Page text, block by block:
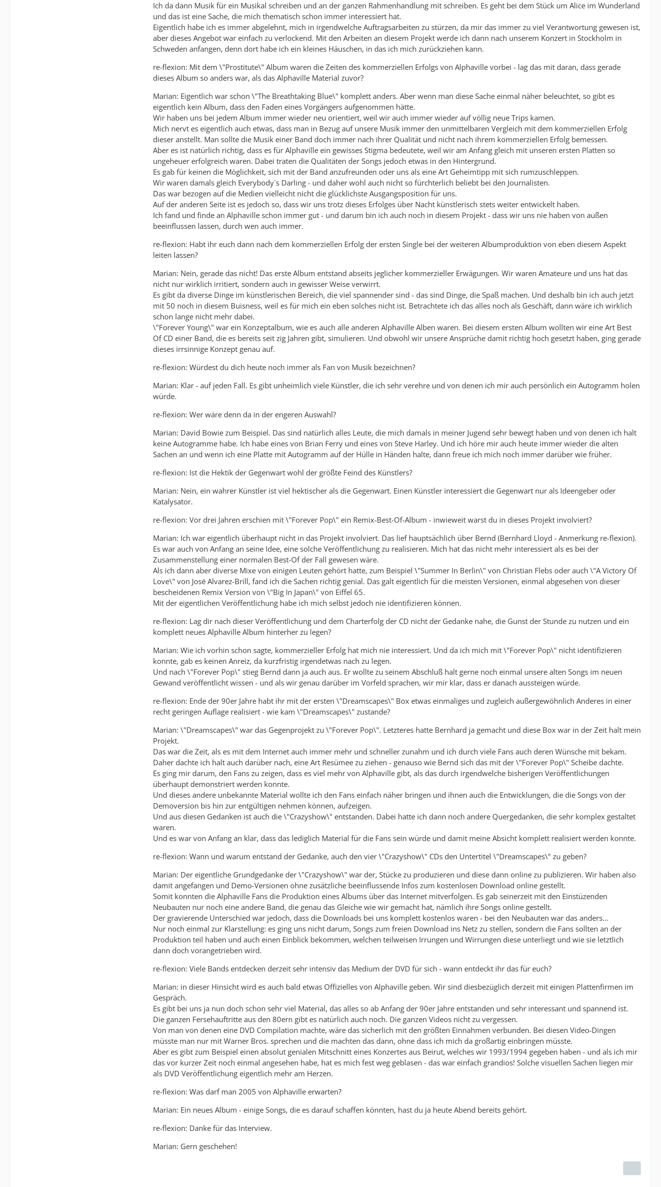
Ich da dann Musik für ein Musikal schreiben und an der ganzen Rahmenhandlung mit schreiben. Es geht bei dem Stück um Alice im Wunderland
und das ist eine Sache, die mich thematisch schon immer interessiert hat.
Eigentlich habe ich es immer abgelehnt, mich in irgendwelche Auftragsarbeiten zu stürzen, da mir das immer zu viel Verantwortung gewesen ist,
aber dieses Angebot war einfach zu verlockend. Mit den Arbeiten an diesem Projekt werde ich dann nach unserem Konzert in Stockholm in
Schweden anfangen, denn dort habe ich ein kleines Häuschen, in das ich mich zurückziehen kann.
re-flexion: Mit dem \"Prostitute\" Album waren die Zeiten des kommerziellen Erfolgs von Alphaville vorbei - lag das mit daran, dass gerade
dieses Album so anders war, als das Alphaville Material zuvor?
Marian: Eigentlich war schon \"The Breathtaking Blue\" komplett anders. Aber wenn man diese Sache einmal näher beleuchtet, so gibt es
eigentlich kein Album, dass den Faden eines Vorgängers aufgenommen hätte.
Wir haben uns bei jedem Album immer wieder neu orientiert, weil wir auch immer wieder auf völlig neue Trips kamen.
Mich nervt es eigentlich auch etwas, dass man in Bezug auf unsere Musik immer den unmittelbaren Vergleich mit dem kommerziellen Erfolg
dieser anstellt. Man sollte die Musik einer Band doch immer nach ihrer Qualität und nicht nach ihrem kommerziellen Erfolg bemessen.
Aber es ist natürlich richtig, dass es für Alphaville ein gewisses Stigma bedeutete, weil wir am Anfang gleich mit unseren ersten Platten so
ungeheuer erfolgreich waren. Dabei traten die Qualitäten der Songs jedoch etwas in den Hintergrund.
Es gab für keinen die Möglichkeit, sich mit der Band anzufreunden oder uns als eine Art Geheimtipp mit sich rumzuschleppen.
Wir waren damals gleich Everybody´s Darling - und daher wohl auch nicht so fürchterlich beliebt bei den Journalisten.
Das war bezogen auf die Medien vielleicht nicht die glücklichste Ausgangsposition für uns.
Auf der anderen Seite ist es jedoch so, dass wir uns trotz dieses Erfolges über Nacht künstlerisch stets weiter entwickelt haben.
Ich fand und finde an Alphaville schon immer gut - und darum bin ich auch noch in diesem Projekt - dass wir uns nie haben von außen
beeinflussen lassen, durch wen auch immer.
re-flexion: Habt ihr euch dann nach dem kommerziellen Erfolg der ersten Single bei der weiteren Albumproduktion von eben diesem Aspekt
leiten lassen?
Marian: Nein, gerade das nicht! Das erste Album entstand abseits jeglicher kommerzieller Erwägungen. Wir waren Amateure und uns hat das
nicht nur wirklich irritiert, sondern auch in gewisser Weise verwirrt.
Es gibt da diverse Dinge im künstlerischen Bereich, die viel spannender sind - das sind Dinge, die Spaß machen. Und deshalb bin ich auch jetzt
mit 50 noch in diesem Buisness, weil es für mich ein eben solches nicht ist. Betrachtete ich das alles noch als Geschäft, dann wäre ich wirklich
schon lange nicht mehr dabei.
\"Forever Young\" war ein Konzeptalbum, wie es auch alle anderen Alphaville Alben waren. Bei diesem ersten Album wollten wir eine Art Best
Of CD einer Band, die es bereits seit zig Jahren gibt, simulieren. Und obwohl wir unsere Ansprüche damit richtig hoch gesetzt haben, ging gerade
dieses irrsinnige Konzept genau auf.
re-flexion: Würdest du dich heute noch immer als Fan von Musik bezeichnen?
Marian: Klar - auf jeden Fall. Es gibt unheimlich viele Künstler, die ich sehr verehre und von denen ich mir auch persönlich ein Autogramm holen
würde.
re-flexion: Wer wäre denn da in der engeren Auswahl?
Marian: David Bowie zum Beispiel. Das sind natürlich alles Leute, die mich damals in meiner Jugend sehr bewegt haben und von denen ich halt
keine Autogramme habe. Ich habe eines von Brian Ferry und eines von Steve Harley. Und ich höre mir auch heute immer wieder die alten
Sachen an und wenn ich eine Platte mit Autogramm auf der Hülle in Händen halte, dann freue ich mich noch immer darüber wie früher.
re-flexion: Ist die Hektik der Gegenwart wohl der größte Feind des Künstlers?
Marian: Nein, ein wahrer Künstler ist viel hektischer als die Gegenwart. Einen Künstler interessiert die Gegenwart nur als Ideengeber oder
Katalysator.
re-flexion: Vor drei Jahren erschien mit \"Forever Pop\" ein Remix-Best-Of-Album - inwieweit warst du in dieses Projekt involviert?
Marian: Ich war eigentlich überhaupt nicht in das Projekt involviert. Das lief hauptsächlich über Bernd (Bernhard Lloyd - Anmerkung re-flexion).
Es war auch von Anfang an seine Idee, eine solche Veröffentlichung zu realisieren. Mich hat das nicht mehr interessiert als es bei der
Zusammenstellung einer normalen Best-Of der Fall gewesen wäre.
Als ich dann aber diverse Mixe von einigen Leuten gehört hatte, zum Beispiel \"Summer In Berlin\" von Christian Flebs oder auch \"A Victory Of
Love\" von José Alvarez-Brill, fand ich die Sachen richtig genial. Das galt eigentlich für die meisten Versionen, einmal abgesehen von dieser
bescheidenen Remix Version von \"Big In Japan\" von Eiffel 65.
Mit der eigentlichen Veröffentlichung habe ich mich selbst jedoch nie identifizieren können.
re-flexion: Lag dir nach dieser Veröffentlichung und dem Charterfolg der CD nicht der Gedanke nahe, die Gunst der Stunde zu nutzen und ein
komplett neues Alphaville Album hinterher zu legen?
Marian: Wie ich vorhin schon sagte, kommerzieller Erfolg hat mich nie interessiert. Und da ich mich mit \"Forever Pop\" nicht identifizieren
konnte, gab es keinen Anreiz, da kurzfristig irgendetwas nach zu legen.
Und nach \"Forever Pop\" stieg Bernd dann ja auch aus. Er wollte zu seinem Abschluß halt gerne noch einmal unsere alten Songs im neuen
Gewand veröffentlicht wissen - und als wir genau darüber im Vorfeld sprachen, wir mir klar, dass er danach aussteigen würde.
re-flexion: Ende der 90er Jahre habt ihr mit der ersten \"Dreamscapes\" Box etwas einmaliges und zugleich außergewöhnlich Anderes in einer
recht geringen Auflage realisiert - wie kam \"Dreamscapes\" zustande?
Marian: \"Dreamscapes\" war das Gegenprojekt zu \"Forever Pop\". Letzteres hatte Bernhard ja gemacht und diese Box war in der Zeit halt mein
Projekt.
Das war die Zeit, als es mit dem Internet auch immer mehr und schneller zunahm und ich durch viele Fans auch deren Wünsche mit bekam.
Daher dachte ich halt auch darüber nach, eine Art Resümee zu ziehen - genauso wie Bernd sich das mit der \"Forever Pop\" Scheibe dachte.
Es ging mir darum, den Fans zu zeigen, dass es viel mehr von Alphaville gibt, als das durch irgendwelche bisherigen Veröffentlichungen
überhaupt demonstriert werden konnte.
Und dieses andere unbekannte Material wollte ich den Fans einfach näher bringen und ihnen auch die Entwicklungen, die die Songs von der
Demoversion bis hin zur entgültigen nehmen können, aufzeigen.
Und aus diesen Gedanken ist auch die \"Crazyshow\" entstanden. Dabei hatte ich dann noch andere Quergedanken, die sehr komplex gestaltet
waren.
Und es war von Anfang an klar, dass das lediglich Material für die Fans sein würde und damit meine Absicht komplett realisiert werden konnte.
re-flexion: Wann und warum entstand der Gedanke, auch den vier \"Crazyshow\" CDs den Untertitel \"Dreamscapes\" zu geben?
Marian: Der eigentliche Grundgedanke der \"Crazyshow\" war der, Stücke zu produzieren und diese dann online zu publizieren. Wir haben also
damit angefangen und Demo-Versionen ohne zusätzliche beeinflussende Infos zum kostenlosen Download online gestellt.
Somit konnten die Alphaville Fans die Produktion eines Albums über das Internet mitverfolgen. Es gab seinerzeit mit den Einstüzenden
Neubauten nur noch eine andere Band, die genau das Gleiche wie wir gemacht hat, nämlich ihre Songs online gestellt.
Der gravierende Unterschied war jedoch, dass die Downloads bei uns komplett kostenlos waren - bei den Neubauten war das anders...
Nur noch einmal zur Klarstellung: es ging uns nicht darum, Songs zum freien Download ins Netz zu stellen, sondern die Fans sollten an der
Produktion teil haben und auch einen Einblick bekommen, welchen teilweisen Irrungen und Wirrungen diese unterliegt und wie sie letztlich
dann doch vorangetrieben wird.
re-flexion: Viele Bands entdecken derzeit sehr intensiv das Medium der DVD für sich - wann entdeckt ihr das für euch?
Marian: in dieser Hinsicht wird es auch bald etwas Offizielles von Alphaville geben. Wir sind diesbezüglich derzeit mit einigen Plattenfirmen im
Gespräch.
Es gibt bei uns ja nun doch schon sehr viel Material, das alles so ab Anfang der 90er Jahre entstanden und sehr interessant und spannend ist.
Die ganzen Fersehauftritte aus den 80ern gibt es natürlich auch noch. Die ganzen Videos nicht zu vergessen.
Von man von denen eine DVD Compilation machte, wäre das sicherlich mit den größten Einnahmen verbunden. Bei diesen Video-Dingen
müsste man nur mit Warner Bros. sprechen und die machten das dann, ohne dass ich mich da großartig einbringen müsste.
Aber es gibt zum Beispiel einen absolut genialen Mitschnitt eines Konzertes aus Beirut, welches wir 1993/1994 gegeben haben - und als ich mir
das vor kurzer Zeit noch einmal angesehen habe, hat es mich fest weg geblasen - das war einfach grandios! Solche visuellen Sachen liegen mir
als DVD Veröffentlichung eigentlich mehr am Herzen.
re-flexion: Was darf man 2005 von Alphaville erwarten?
Marian: Ein neues Album - einige Songs, die es darauf schaffen könnten, hast du ja heute Abend bereits gehört.
re-flexion: Danke für das Interview.
Marian: Gern geschehen!